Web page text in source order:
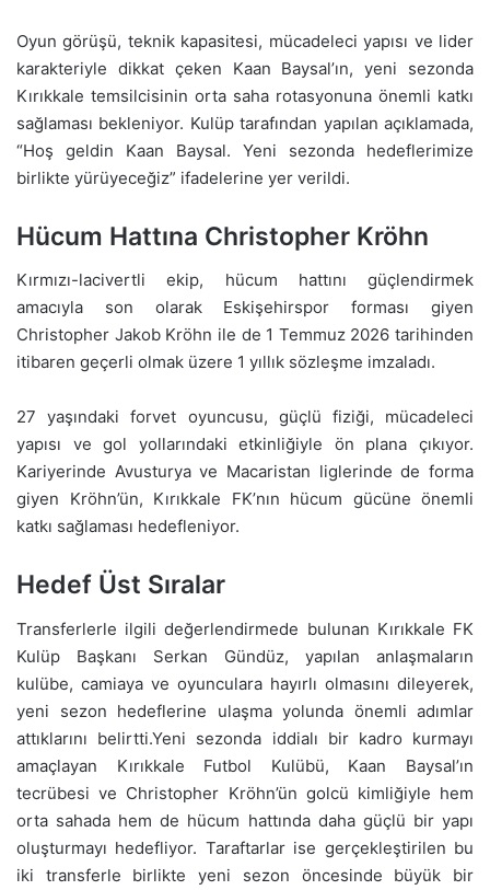
Oyun görüşü, teknik kapasitesi, mücadeleci yapısı ve lider
karakteriyle dikkat çeken Kaan Baysal’ın, yeni sezonda
Kırıkkale temsilcisinin orta saha rotasyonuna önemli katkı
sağlaması bekleniyor. Kulüp tarafından yapılan açıklamada,
“Hoş geldin Kaan Baysal. Yeni sezonda hedeflerimize
birlikte yürüyeceğiz” ifadelerine yer verildi.
Hücum Hattına Christopher Kröhn
Kırmızı-lacivertli ekip, hücum hattını güçlendirmek
amacıyla son olarak Eskişehirspor forması giyen
Christopher Jakob Kröhn ile de 1 Temmuz 2026 tarihinden
itibaren geçerli olmak üzere 1 yıllık sözleşme imzaladı.
27 yaşındaki forvet oyuncusu, güçlü fiziği, mücadeleci
yapısı ve gol yollarındaki etkinliğiyle ön plana çıkıyor.
Kariyerinde Avusturya ve Macaristan liglerinde de forma
giyen Kröhn’ün, Kırıkkale FK’nın hücum gücüne önemli
katkı sağlaması hedefleniyor.
Hedef Üst Sıralar
Transferlerle ilgili değerlendirmede bulunan Kırıkkale FK
Kulüp Başkanı Serkan Gündüz, yapılan anlaşmaların
kulübe, camiaya ve oyunculara hayırlı olmasını dileyerek,
yeni sezon hedeflerine ulaşma yolunda önemli adımlar
attıklarını belirtti.Yeni sezonda iddialı bir kadro kurmayı
amaçlayan Kırıkkale Futbol Kulübü, Kaan Baysal’ın
tecrübesi ve Christopher Kröhn’ün golcü kimliğiyle hem
orta sahada hem de hücum hattında daha güçlü bir yapı
oluşturmayı hedefliyor. Taraftarlar ise gerçekleştirilen bu
iki transferle birlikte yeni sezon öncesinde büyük bir